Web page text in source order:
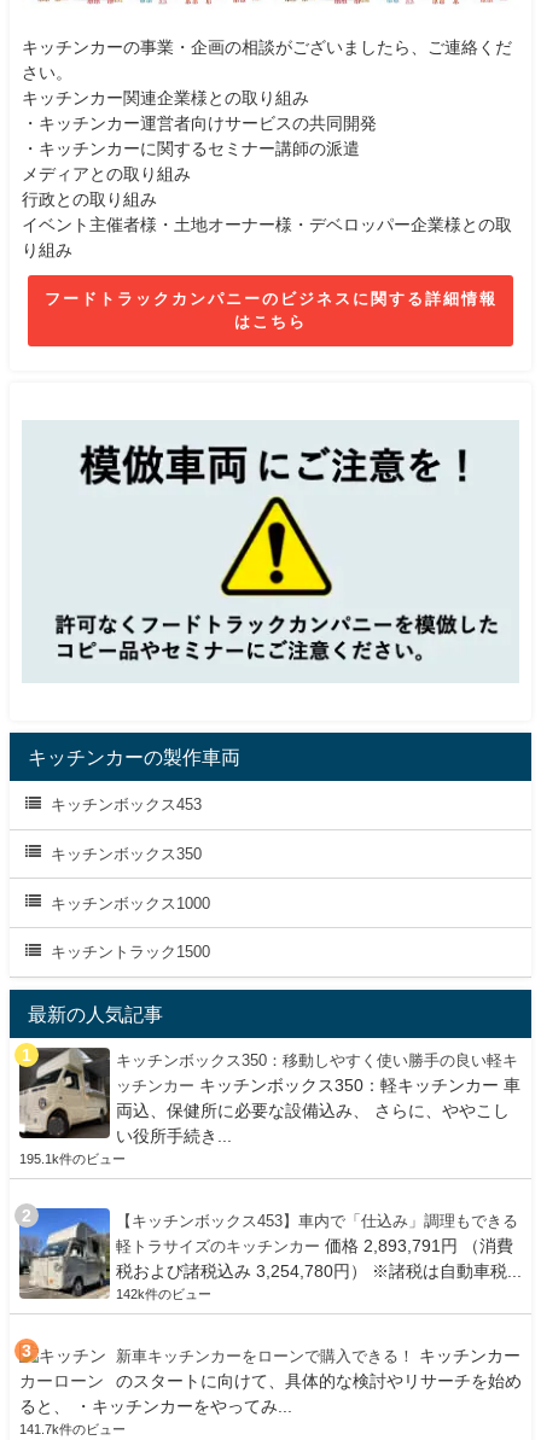
キッチンカーの事業・企画の相談がございましたら、ご連絡くだ
さい。
キッチンカー関連企業様との取り組み
・キッチンカー運営者向けサービスの共同開発
・キッチンカーに関するセミナー講師の派遣
メディアとの取り組み
行政との取り組み
イベント主催者様・土地オーナー様・デベロッパー企業様との取
り組み
フードトラックカンパニーのビジネスに関する詳細情報
はこちら
キッチンカーの製作車両
キッチンボックス453
キッチンボックス350
キッチンボックス1000
キッチントラック1500
最新の人気記事
キッチンボックス350：移動しやすく使い勝手の良い軽キ
ッチンカー キッチンボックス350：軽キッチンカー 車
両込、保健所に必要な設備込み、 さらに、ややこし
い役所手続き...
195.1k件のビュー
【キッチンボックス453】車内で「仕込み」調理もできる
軽トラサイズのキッチンカー 価格 2,893,791円 （消費
税および諸税込み 3,254,780円） ※諸税は自動車税...
142k件のビュー
新車キッチンカーをローンで購入できる！
キッチンカー
のスタートに向けて、具体的な検討やリサーチを始め
ると、 ・キッチンカーをやってみ...
141.7k件のビュー